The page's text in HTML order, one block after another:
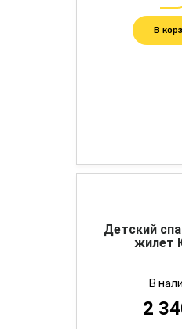
В
Детский
жилет
В
2